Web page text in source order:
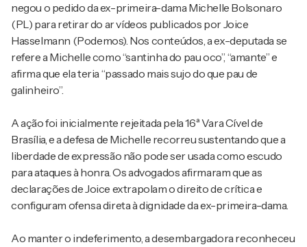
negou o pedido da ex-primeira-dama Michelle Bolsonaro
(PL) para retirar do ar vídeos publicados por Joice
Hasselmann (Podemos). Nos conteúdos, a ex-deputada se
refere a Michelle como “santinha do pau oco”, “amante” e
afirma que ela teria “passado mais sujo do que pau de
galinheiro”.
A ação foi inicialmente rejeitada pela 16ª Vara Cível de
Brasília, e a defesa de Michelle recorreu sustentando que a
liberdade de expressão não pode ser usada como escudo
para ataques à honra. Os advogados afirmaram que as
declarações de Joice extrapolam o direito de crítica e
configuram ofensa direta à dignidade da ex-primeira-dama.
Ao manter o indeferimento, a desembargadora reconheceu